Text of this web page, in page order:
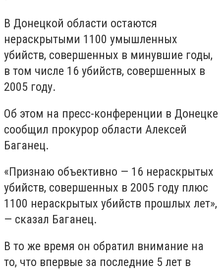
В Донецкой области остаются
нераскрытыми 1100 умышленных
убийств, совершенных в минувшие годы,
в том числе 16 убийств, совершенных в
2005 году.
Об этом на пресс-конференции в Донецке
сообщил прокурор области Алексей
Баганец.
«Признаю объективно — 16 нераскрытых
убийств, совершенных в 2005 году плюс
1100 нераскрытых убийств прошлых лет»,
— сказал Баганец.
В то же время он обратил внимание на
то, что впервые за последние 5 лет в